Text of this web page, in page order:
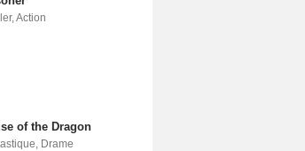
, Action
of the Dragon
Drame